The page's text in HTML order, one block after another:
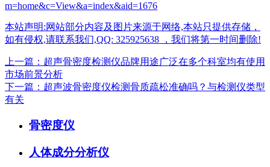
m=home&c=View&a=index&aid=1676
本站声明:网站部分内容及图片来源于网络,本站只提供存储，
如有侵权,请联系我们,QQ: 325925638 ，我们将第一时间删除!
上一篇：超声骨密度检测仪品牌用途广泛在多个科室均有使用
市场前景分析
下一篇：超声波骨密度仪检测骨质疏松准确吗？与检测仪类型
有关
骨密度仪
人体成分分析仪